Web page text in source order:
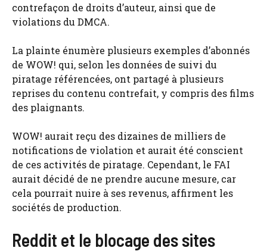
contrefaçon de droits d’auteur, ainsi que de
violations du DMCA.
La plainte énumère plusieurs exemples d’abonnés
de WOW! qui, selon les données de suivi du
piratage référencées, ont partagé à plusieurs
reprises du contenu contrefait, y compris des films
des plaignants.
WOW! aurait reçu des dizaines de milliers de
notifications de violation et aurait été conscient
de ces activités de piratage. Cependant, le FAI
aurait décidé de ne prendre aucune mesure, car
cela pourrait nuire à ses revenus, affirment les
sociétés de production.
Reddit et le blocage des sites